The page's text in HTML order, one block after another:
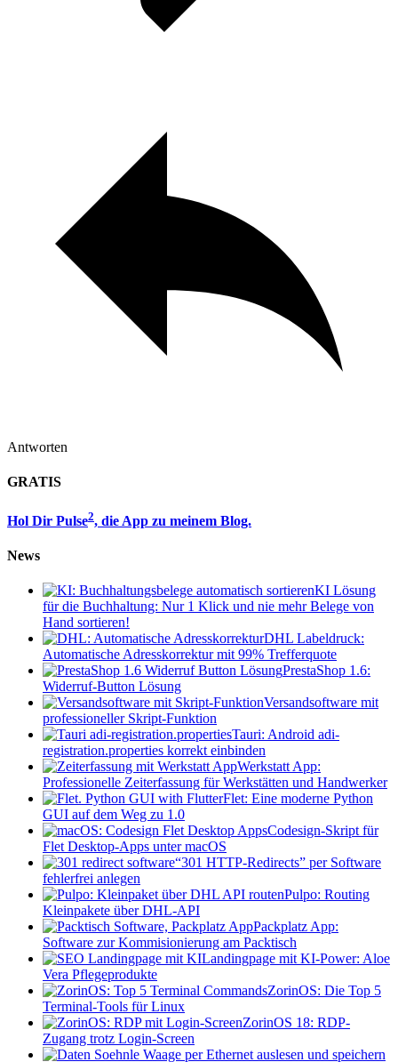
Antworten
GRATIS
Hol Dir Pulse2, die App zu meinem Blog.
News
KI Lösung
für die Buchhaltung: Nur 1 Klick und nie mehr Belege von
Hand sortieren!
DHL Labeldruck:
Automatische Adresskorrektur mit 99% Trefferquote
PrestaShop 1.6:
Widerruf-Button Lösung
Versandsoftware mit
professioneller Skript-Funktion
Tauri: Android adi-
registration.properties korrekt einbinden
Werkstatt App:
Professionelle Zeiterfassung für Werkstätten und Handwerker
Flet: Eine moderne Python
GUI auf dem Weg zu 1.0
Codesign-Skript für
Flet Desktop-Apps unter macOS
“301 HTTP-Redirects” per Software
fehlerfrei anlegen
Pulpo: Routing
Kleinpakete über DHL-API
Packplatz App:
Software zur Kommisionierung am Packtisch
Landingpage mit KI-Power: Aloe
Vera Pflegeprodukte
ZorinOS: Die Top 5
Terminal-Tools für Linux
ZorinOS 18: RDP-
Zugang trotz Login-Screen